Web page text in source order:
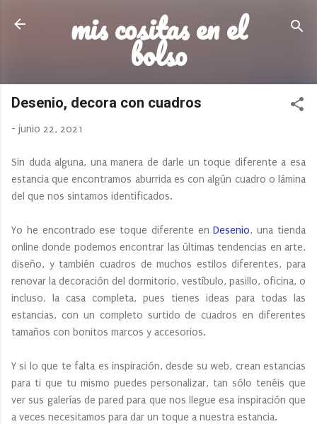
Ir al contenido principal
mis cositas en el
bolso
Desenio, decora con cuadros
- junio 22, 2021
Sin duda alguna, una manera de darle un toque diferente a esa
estancia que encontramos aburrida es con algún cuadro o lámina
del que nos sintamos identificados.
Yo he encontrado ese toque diferente enDesenio, una tienda
online donde podemos encontrar las últimas tendencias en arte,
diseño, y también cuadros de muchos estilos diferentes, para
renovar la decoración del dormitorio, vestíbulo, pasillo, oficina, o
incluso, la casa completa, pues tienes ideas para todas las
estancias, con un completo surtido de cuadros en diferentes
tamaños con bonitos marcos y accesorios.
Y si lo que te falta es inspiración, desde su web, crean estancias
para ti que tu mismo puedes personalizar, tan sólo tenéis que
ver sus galerías de pared para que nos llegue esa inspiración que
a veces necesitamos para dar un toque a nuestra estancia.